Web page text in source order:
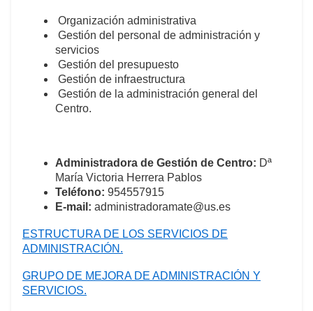
Organización administrativa
Gestión del personal de administración y
servicios
Gestión del presupuesto
Gestión de infraestructura
Gestión de la administración general del
Centro.
Administradora de Gestión de Centro: Dª
María Victoria Herrera Pablos
Teléfono: 954557915
E-mail: administradoramate@us.es
ESTRUCTURA DE LOS SERVICIOS DE
ADMINISTRACIÓN.
GRUPO DE MEJORA DE ADMINISTRACIÓN Y
SERVICIOS.